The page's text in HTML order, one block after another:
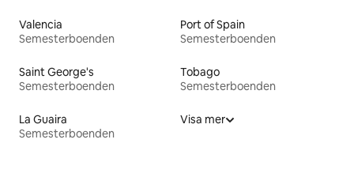
Valencia
Semesterboenden
Port of Spain
Semesterboenden
Saint George's
Semesterboenden
Tobago
Semesterboenden
La Guaira
Semesterboenden
Visa mer